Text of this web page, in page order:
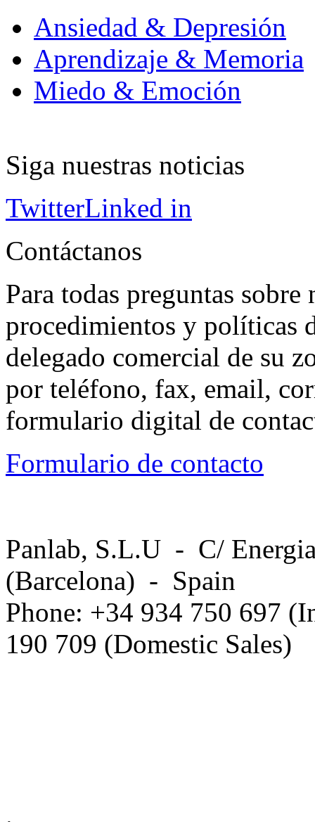
Ansiedad & Depresión
Aprendizaje & Memoria
Miedo & Emoción
Siga nuestras noticias
TwitterLinked in
Contáctanos
Para todas preguntas
procedimientos y políticas
delegado comercial de su
por teléfono, fax, email,
formulario digital de
Formulario de contacto
Panlab, S.L.U - C/
(Barcelona) - Spain
Phone: +34 934 750 697
190 709 (Domestic Sales)
.